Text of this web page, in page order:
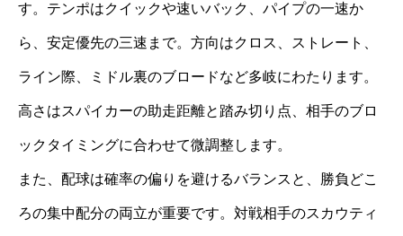
す。テンポはクイックや速いバック、パイプの一速か
ら、安定優先の三速まで。方向はクロス、ストレート、
ライン際、ミドル裏のブロードなど多岐にわたります。
高さはスパイカーの助走距離と踏み切り点、相手のブロ
ックタイミングに合わせて微調整します。
また、配球は確率の偏りを避けるバランスと、勝負どこ
ろの集中配分の両立が重要です。対戦相手のスカウティ